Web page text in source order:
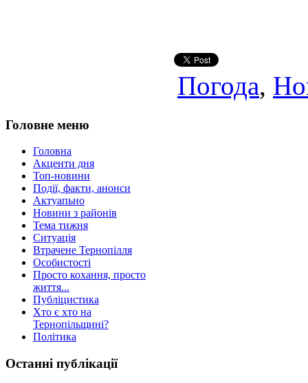
Погода,
Головне меню
Головна
Акценти дня
Топ-новини
Події, факти, анонси
Актуапьно
Новини з районів
Тема тижня
Ситуація
Втрачене Тернопілля
Особистості
Просто кохання, просто
життя...
Публіцистика
Хто є хто на
Тернопільщині?
Політика
Останні публікації